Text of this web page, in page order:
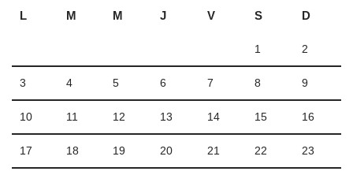
L
M M J V S D
1 2
3 4 5 6 7 8 9
10 11 12 13 14 15 16
17 18 19 20 21 22 23